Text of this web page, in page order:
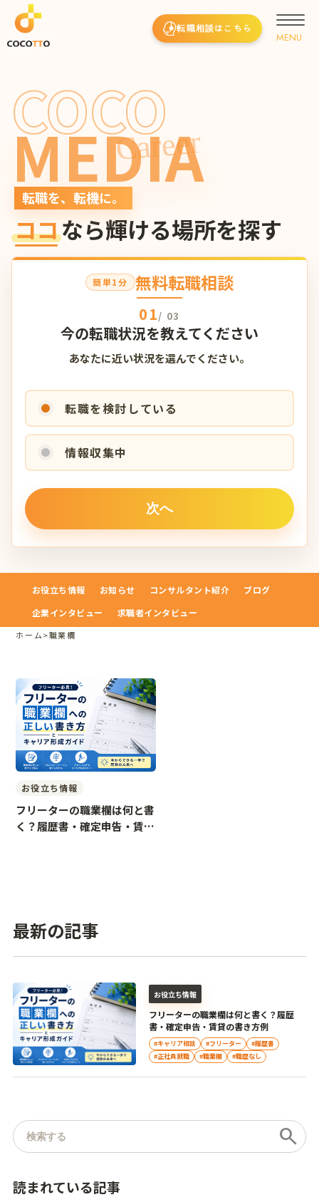
転職相談はこちら
COCO
Career
MEDIA
転職を、転機に。
ココなら輝ける場所を探す
簡単1分 無料転職相談
01/ 03
今の転職状況を教えてください
あなたに近い状況を選んでください。
転職を検討している
情報収集中
お役立ち情報 お知らせ コンサルタント紹介
ブログ
企業インタビュー
求職者インタビュー
ホーム>職業欄
お役立ち情報
フリーターの職業欄は何と書
く？履歴書・確定申告・賃貸
最新の記事
フリーターの職業欄は何と書く？履歴
書・確定申告・賃貸の書き方例
お役立ち情報
#キャリア相談 #フリーター
#履歴書
#正社員就職
#職業欄 #職歴なし
記事を検索 search
読まれている記事